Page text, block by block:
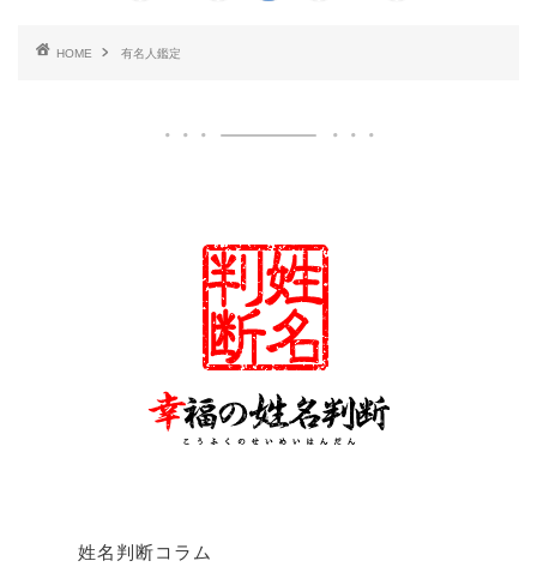
HOME 有名人鑑定
姓名判断コラム